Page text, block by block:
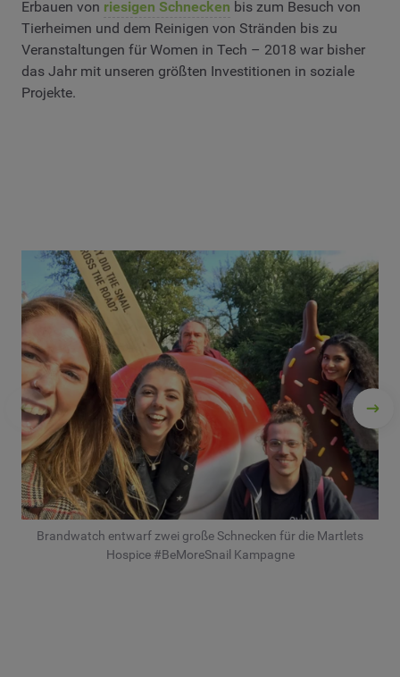
Erbauen von riesigen Schnecken bis zum Besuch von
Tierheimen und dem Reinigen von Stränden bis zu
Veranstaltungen für Women in Tech – 2018 war bisher
das Jahr mit unseren größten Investitionen in soziale
Projekte.
Brandwatch entwarf zwei große Schnecken für die Martlets
Hospice #BeMoreSnail Kampagne